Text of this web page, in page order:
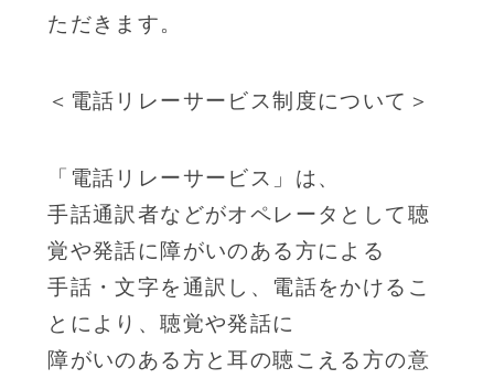
ただきます。
＜電話リレーサービス制度について＞
「電話リレーサービス」は、
手話通訳者などがオペレータとして聴
覚や発話に障がいのある方による
手話・文字を通訳し、電話をかけるこ
とにより、聴覚や発話に
障がいのある方と耳の聴こえる方の意